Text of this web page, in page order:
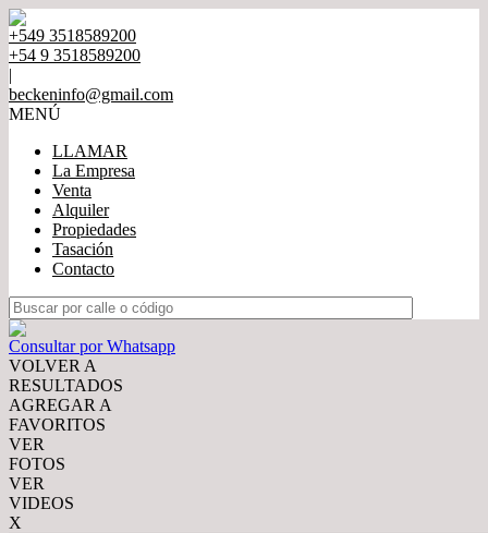
+549 3518589200
+54 9 3518589200
|
beckeninfo@gmail.com
MENÚ
LLAMAR
La Empresa
Venta
Alquiler
Propiedades
Tasación
Contacto
Consultar por Whatsapp
VOLVER A
RESULTADOS
AGREGAR A
FAVORITOS
VER
FOTOS
VER
VIDEOS
X